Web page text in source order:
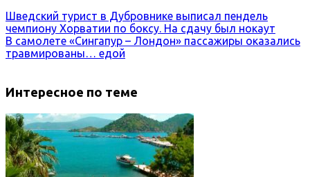
Шведский турист в Дубровнике выписал пендель
чемпиону Хорватии по боксу. На сдачу был нокаут
В самолете «Сингапур – Лондон» пассажиры оказались
травмированы… едой
Интересное по теме